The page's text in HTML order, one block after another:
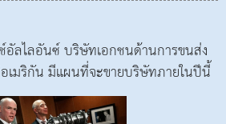
ลไลอันซ์ บริษัทเอกชนด้านการขนส่ง
มริกัน มีแผนที่จะขายบริษัทภายในปีนี้